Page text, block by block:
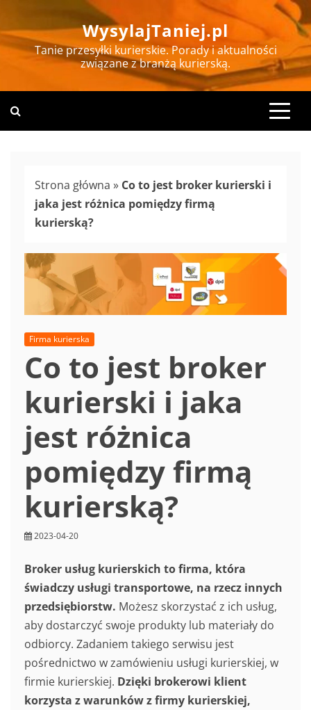
to
content
WysylajTaniej.pl
Tanie przesyłki kurierskie. Porady i aktualności
związane z branżą kurierską.
Strona główna » Co to jest broker kurierski i
jaka jest różnica pomiędzy firmą
kurierską?
Firma kurierska
Co to jest broker
kurierski i jaka
jest różnica
pomiędzy firmą
kurierską?
2023-04-20
Broker usług kurierskich to firma, która
świadczy usługi transportowe, na rzecz innych
przedsiębiorstw. Możesz skorzystać z ich usług,
aby dostarczyć swoje produkty lub materiały do
odbiorcy. Zadaniem takiego serwisu jest
pośrednictwo w zamówieniu usługi kurierskiej, w
firmie kurierskiej. Dzięki brokerowi klient
korzysta z warunków z firmy kurierskiej,